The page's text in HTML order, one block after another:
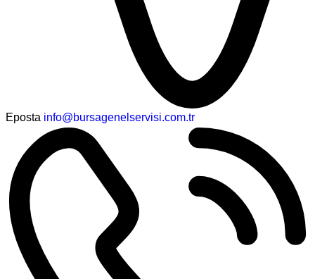
Eposta info@bursagenelservisi.com.tr